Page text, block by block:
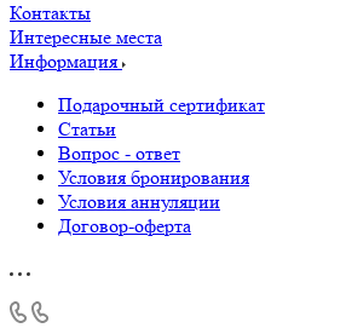
Контакты
Интересные места
Информация
Подарочный сертификат
Статьи
Вопрос - ответ
Условия бронирования
Условия аннуляции
Договор-оферта